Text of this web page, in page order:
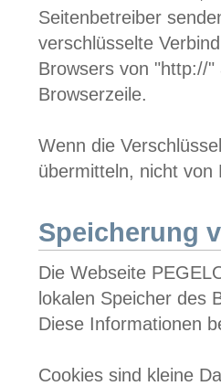
Seitenbetreiber
verschlüsselte
Browsers von "http://
Browserzeile.
Wenn die
übermitteln, nicht von
Speicherung
Die Webseite
lokalen Speicher des
Diese Informationen
Cookies sind kleine